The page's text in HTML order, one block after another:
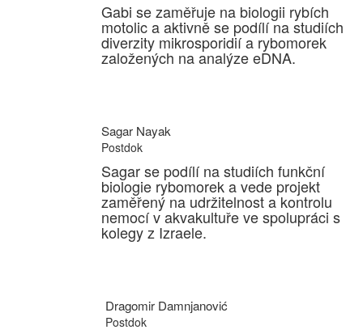
Gabi se zaměřuje na biologii rybích
motolic a aktivně se podílí na studiích
diverzity mikrosporidií a rybomorek
založených na analýze eDNA.
Sagar Nayak
Postdok
Sagar se podílí na studiích funkční
biologie rybomorek a vede projekt
zaměřený na udržitelnost a kontrolu
nemocí v akvakultuře ve spolupráci s
kolegy z Izraele.
Dragomir Damnjanović
Postdok